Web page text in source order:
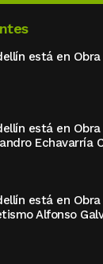
está en
está en
Echavarría
está en
Alfonso